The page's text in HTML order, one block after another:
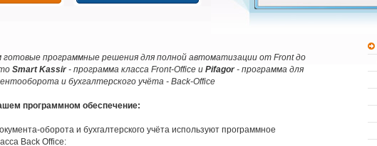
программные решения для полной автоматизации от Front до
Smart Kassir- программа класса Front-Office и Pifagor- программа для
и бухгалтерского учёта - Back-Office
программном обеспечение:
оборота и бухгалтерского учёта используют программное
Back Office: